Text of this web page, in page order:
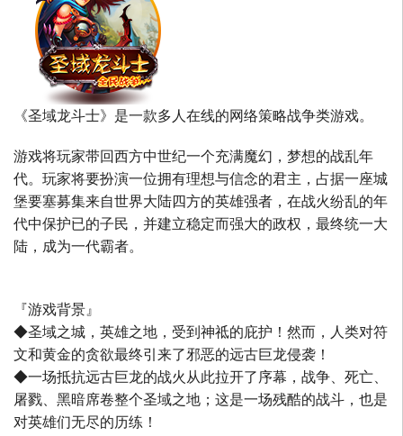
《圣域龙斗士》是一款多人在线的网络策略战争类游戏。
游戏将玩家带回西方中世纪一个充满魔幻，梦想的战乱年
代。玩家将要扮演一位拥有理想与信念的君主，占据一座城
堡要塞募集来自世界大陆四方的英雄强者，在战火纷乱的年
代中保护已的子民，并建立稳定而强大的政权，最终统一大
陆，成为一代霸者。
『游戏背景』
◆圣域之城，英雄之地，受到神祗的庇护！然而，人类对符
文和黄金的贪欲最终引来了邪恶的远古巨龙侵袭！
◆一场抵抗远古巨龙的战火从此拉开了序幕，战争、死亡、
屠戮、黑暗席卷整个圣域之地；这是一场残酷的战斗，也是
对英雄们无尽的历练！